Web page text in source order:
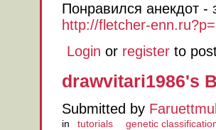
Понравился анекдот -
http://fletcher-
Login or register to
drawvitari1986's
Submitted by
in tutorials genetic